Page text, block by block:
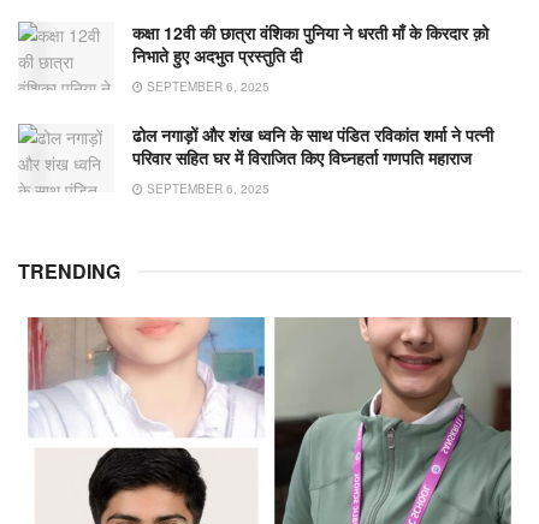
कक्षा 12वी की छात्रा वंशिका पुनिया ने धरती माँ के किरदार क़ो
निभाते हुए अदभुत प्रस्तुति दी
SEPTEMBER 6, 2025
ढोल नगाड़ों और शंख ध्वनि के साथ पंडित रविकांत शर्मा ने पत्नी
परिवार सहित घर में विराजित किए विघ्नहर्ता गणपति महाराज
SEPTEMBER 6, 2025
TRENDING